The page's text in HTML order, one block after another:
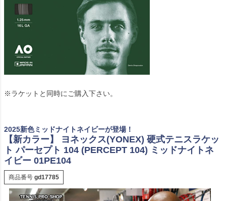
※ラケットと同時にご購入下さい。
2025新色ミッドナイトネイビーが登場！
【新カラー】 ヨネックス(YONEX) 硬式テニスラケッ
ト パーセプト 104 (PERCEPT 104) ミッドナイトネ
イビー 01PE104
商品番号 gd17785